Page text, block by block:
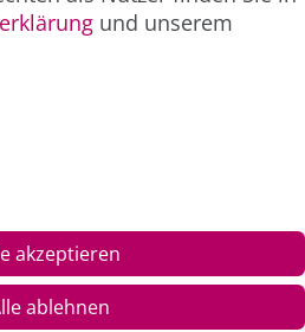
zzgl.
und unserem
akzeptieren
ablehnen
vorbehalten. |webshop by